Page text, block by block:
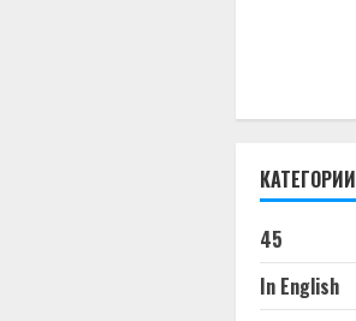
КАТЕГОРИИ
45
In English